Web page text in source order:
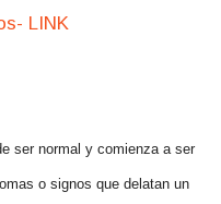
LINK
ser normal y comienza a ser
o signos que delatan un